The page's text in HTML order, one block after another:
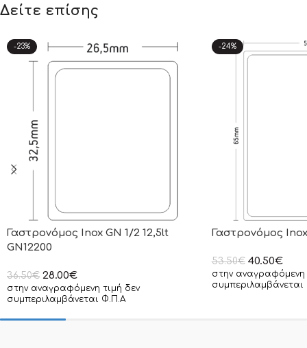
Δείτε επίσης
-23%
Γαστρονόμος Inox GN 1/2 12,5lt
GN12200
36.50€ 28.00€
στην αναγραφόμενη τιμή δεν
συμπεριλαμβάνεται Φ.Π.Α
-24%
Γαστρονόμος
53.50€ 40.50€
στην αναγραφόμενη